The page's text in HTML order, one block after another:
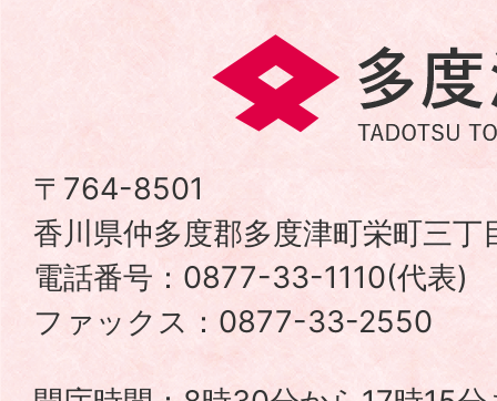
多
度
町
TADOTSU
TOWN
〒764-8501
香川県仲多度郡多度津町栄町三
電話番号：0877-33-1110(代表)
ファックス：0877-33-2550